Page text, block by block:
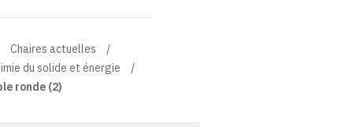
Chaires actuelles
du solide et énergie
ronde (2)